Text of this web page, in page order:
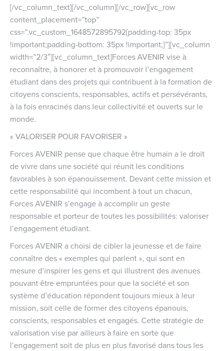
[/vc_column_text][/vc_column][/vc_row][vc_row
content_placement=”top”
css=”.vc_custom_1648572895792{padding-top: 35px
!important;padding-bottom: 35px !important;}”][vc_column
width=”2/3″][vc_column_text]Forces AVENIR vise à
reconnaître, à honorer et à promouvoir l’engagement
étudiant dans des projets qui contribuent à la formation de
citoyens conscients, responsables, actifs et persévérants,
à la fois enracinés dans leur collectivité et ouverts sur le
monde.
« VALORISER POUR FAVORISER »
Forces AVENIR pense que chaque être humain a le droit
de vivre dans une société qui réunit les conditions
favorables à son épanouissement. Devant cette mission et
cette responsabilité qui incombent à tout un chacun,
Forces AVENIR s’engage à accomplir un geste
responsable et porteur de toutes les possibilités: valoriser
l’engagement étudiant.
Forces AVENIR a choisi de cibler la jeunesse et de faire
connaître des « exemples qui parlent », qui sont en
mesure d’inspirer les gens et qui illustrent des avenues
pouvant être empruntées pour que la société et son
système d’éducation répondent toujours mieux à leur
mission, soit celle de former des citoyens épanouis,
conscients, responsables et engagés. Cette stratégie de
valorisation vise par ailleurs à faire en sorte que
l’engagement soit de plus en plus favorisé dans tous les